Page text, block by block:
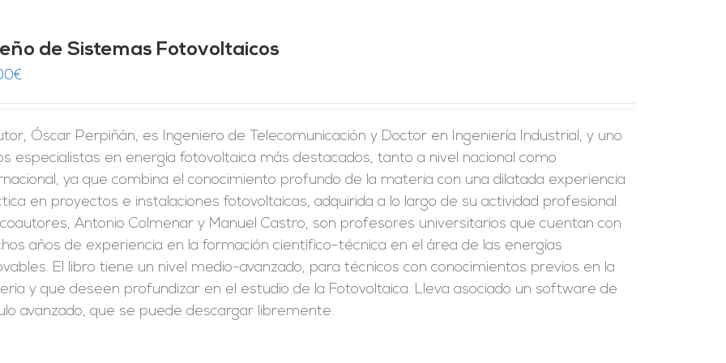
de Sistemas Fotovoltaicos
€
Óscar Perpiñán, es Ingeniero de Telecomunicación y Doctor en Ingeniería Industrial, y uno
especialistas en energía fotovoltaica más destacados, tanto a nivel nacional como
ya que combina el conocimiento profundo de la materia con una dilatada experiencia
en proyectos e instalaciones fotovoltaicas, adquirida a lo largo de su actividad profesional.
Antonio Colmenar y Manuel Castro, son profesores universitarios que cuentan con
años de experiencia en la formación científico-técnica en el área de las energías
El libro tiene un nivel medio-avanzado, para técnicos con conocimientos previos en la
y que deseen profundizar en el estudio de la Fotovoltaica. Lleva asociado un software de
avanzado, que se puede descargar libremente.